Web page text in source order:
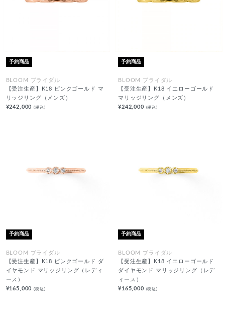
予約商品
BLOOM ブライダル
【受注生産】K18 ピンクゴールド マ
リッジリング（メンズ）
¥242,000(税込)
予約商品
BLOOM ブライダル
【受注生産】K18 イエローゴールド
マリッジリング（メンズ）
¥242,000 (税込)
予約商品
BLOOM ブライダル
【受注生産】K18 ピンクゴールド ダ
イヤモンド マリッジリング（レディ
ース）
¥165,000(税込)
予約商品
BLOOM ブライダル
【受注生産】K18 イエローゴールド
ダイヤモンド マリッジリング（レデ
ィース）
¥165,000 (税込)